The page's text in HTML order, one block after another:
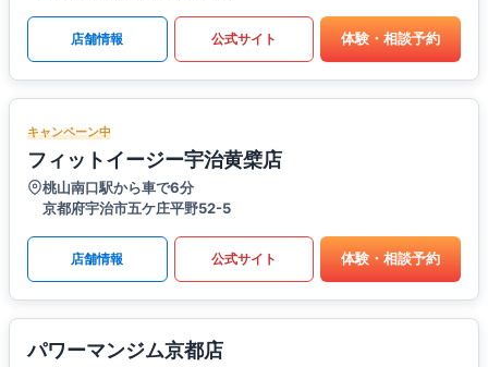
店舗情報 公式サイト 体験・相談予約
キャンペーン中
フィットイージー宇治黄檗店
桃山南口駅から車で6分
京都府宇治市五ケ庄平野52-5
店舗情報 公式サイト 体験・相談予約
パワーマンジム京都店